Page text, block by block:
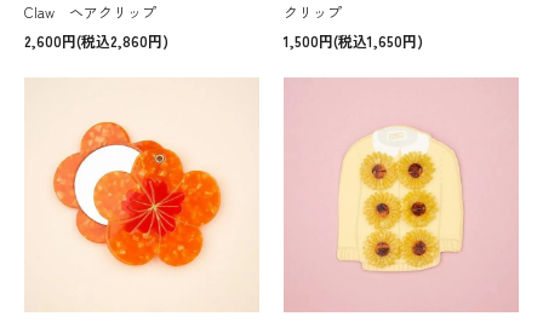
Claw ヘアクリップ
2,600円(税込2,860円)
クリップ
1,500円(税込1,650円)